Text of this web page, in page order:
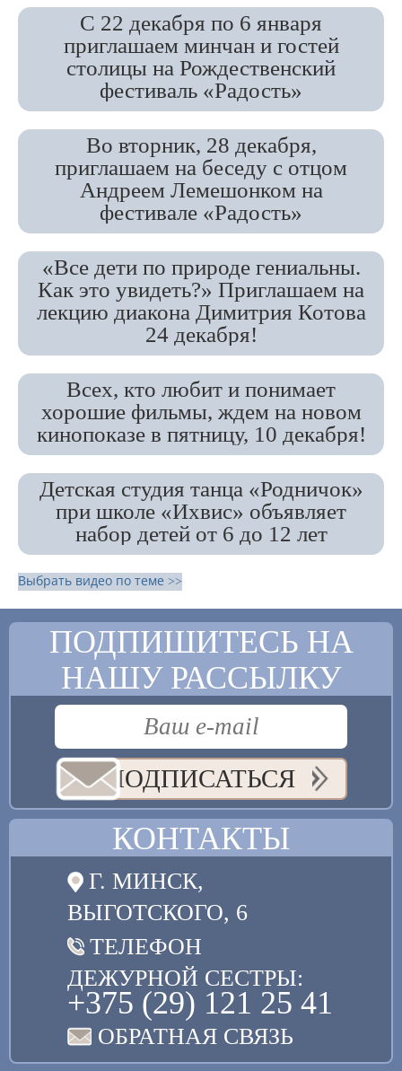
С 22 декабря по 6 января
приглашаем минчан и гостей
столицы на Рождественский
фестиваль «Радость»
Во вторник, 28 декабря,
приглашаем на беседу с отцом
Андреем Лемешонком на
фестивале «Радость»
«Все дети по природе гениальны.
Как это увидеть?» Приглашаем на
лекцию диакона Димитрия Котова
24 декабря!
Всех, кто любит и понимает
хорошие фильмы, ждем на новом
кинопоказе в пятницу, 10 декабря!
Детская студия танца «Родничок»
при школе «Ихвис» объявляет
набор детей от 6 до 12 лет
Выбрать видео по теме >>
ПОДПИШИТЕСЬ НА
НАШУ РАССЫЛКУ
ПОДПИСАТЬСЯ
КОНТАКТЫ
Г. МИНСК,
ВЫГОТСКОГО, 6
ТЕЛЕФОН
ДЕЖУРНОЙ СЕСТРЫ:
+375 (29) 121 25 41
ОБРАТНАЯ СВЯЗЬ